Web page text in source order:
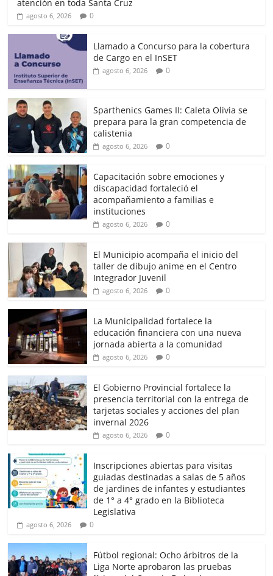
atención en toda Santa Cruz
agosto 6, 2026 0
Llamado a Concurso para la cobertura
de Cargo en el InSET
agosto 6, 2026 0
Sparthenics Games II: Caleta Olivia se
prepara para la gran competencia de
calistenia
agosto 6, 2026 0
Capacitación sobre emociones y
discapacidad fortaleció el
acompañamiento a familias e
instituciones
agosto 6, 2026 0
El Municipio acompaña el inicio del
taller de dibujo anime en el Centro
Integrador Juvenil
agosto 6, 2026 0
La Municipalidad fortalece la
educación financiera con una nueva
jornada abierta a la comunidad
agosto 6, 2026 0
El Gobierno Provincial fortalece la
presencia territorial con la entrega de
tarjetas sociales y acciones del plan
invernal 2026
agosto 6, 2026 0
Inscripciones abiertas para visitas
guiadas destinadas a salas de 5 años
de jardines de infantes y estudiantes
de 1° a 4° grado en la Biblioteca
Legislativa
agosto 6, 2026 0
Fútbol regional: Ocho árbitros de la
Liga Norte aprobaron las pruebas